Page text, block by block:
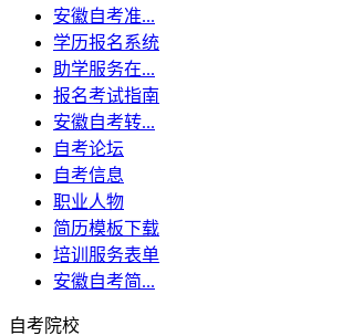
安徽自考准...
学历报名系统
助学服务在...
报名考试指南
安徽自考转...
自考论坛
自考信息
职业人物
简历模板下载
培训服务表单
安徽自考简...
自考院校